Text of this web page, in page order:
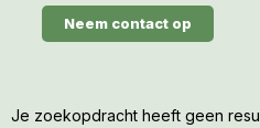
Neem contact op
Je zoekopdracht heeft geen